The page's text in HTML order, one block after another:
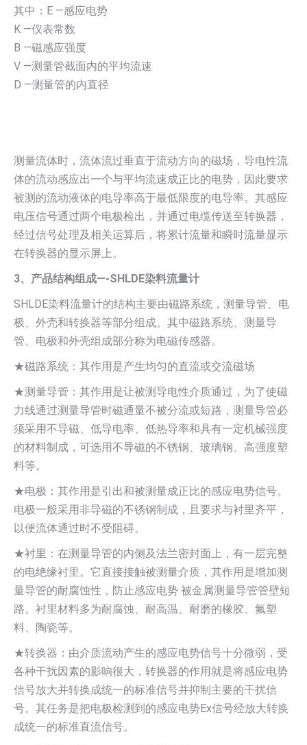
其中：E —感应电势
K —仪表常数
B —磁感应强度
V —测量管截面内的平均流速
D —测量管的内直径
测量流体时，流体流过垂直于流动方向的磁场，导电性流
体的流动感应出一个与平均流速成正比的电势，因此要求
被测的流动液体的电导率高于最低限度的电导率。其感应
电压信号通过两个电极检出，并通过电缆传送至转换器，
经过信号处理及相关运算后，将累计流量和瞬时流量显示
在转换器的显示屏上。
3、产品结构组成—-SHLDE染料流量计
SHLDE染料流量计的结构主要由磁路系统，测量导管、电
极、外壳和转换器等部分组成。其中磁路系统、测量导
管、电极和外壳组成部分称为电磁传感器。
★磁路系统：其作用是产生均匀的直流或交流磁场
★测量导管：其作用是让被测导电性介质通过，为了使磁
力线通过测量导管时磁通量不被分流或短路，测量导管必
须采用不导磁、低导电率、低热导率和具有一定机械强度
的材料制成，可选用不导磁的不锈钢、玻璃钢、高强度塑
料等。
★电极：其作用是引出和被测量成正比的感应电势信号。
电极一般采用非导磁的不锈钢制成，且要求与衬里齐平，
以便流体通过时不受阻碍。
★衬里：在测量导管的内侧及法兰密封面上，有一层完整
的电绝缘衬里。它直接接触被测量介质，其作用是增加测
量导管的耐腐蚀性，防止感应电势 被金属测量导管管壁短
路。衬里材料多为耐腐蚀、耐高温、耐磨的橡胶、氟塑
料、陶瓷等。
★转换器：由介质流动产生的感应电势信号十分微弱，受
各种干扰因素的影响很大，转换器的作用就是将感应电势
信号放大并转换成统一的标准信号并抑制主要的干扰信
号。其任务是把电极检测到的感应电势Ex信号经放大转换
成统一的标准直流信号。